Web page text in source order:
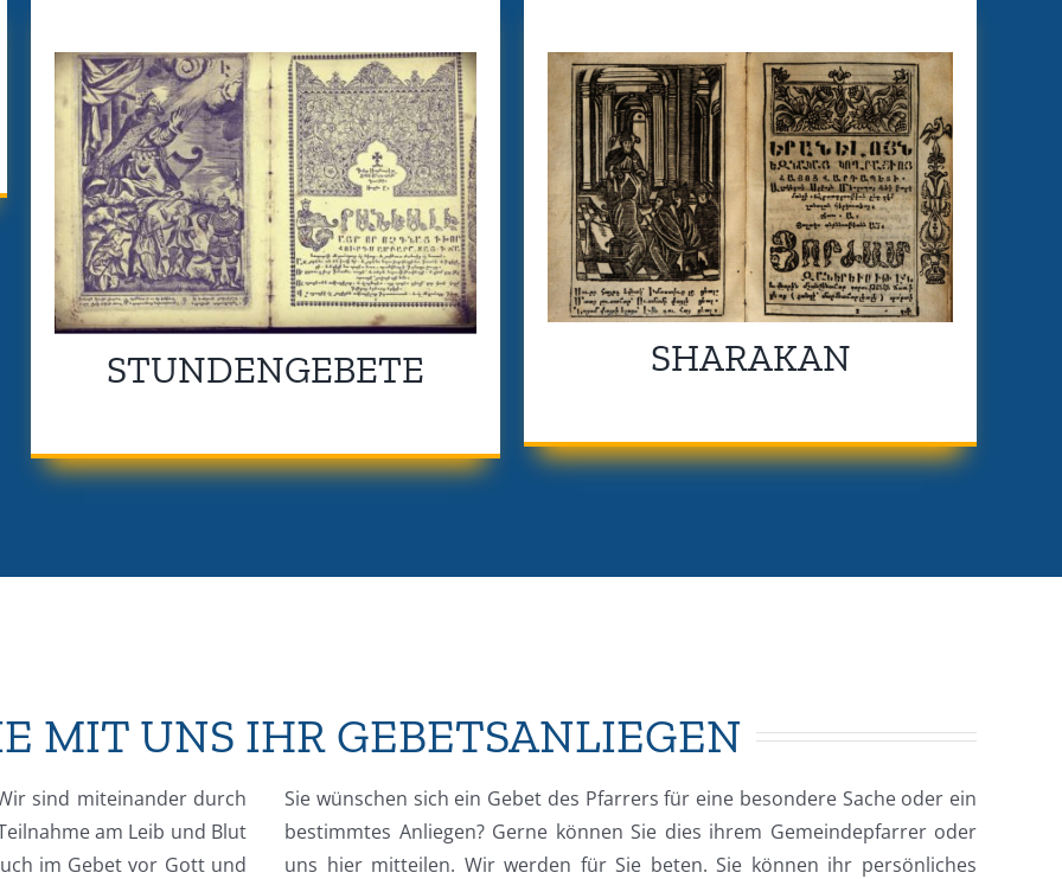
STUNDENGEBETE SHARAKAN
MIT UNS IHR GEBETSANLIEGEN
sind miteinander durch
am Leib und Blut
im Gebet vor Gott und
Sie wünschen sich ein Gebet des Pfarrers für eine besondere Sache oder ein
bestimmtes Anliegen? Gerne können Sie dies ihrem Gemeindepfarrer oder
uns hier mitteilen. Wir werden für Sie beten. Sie können ihr persönliches